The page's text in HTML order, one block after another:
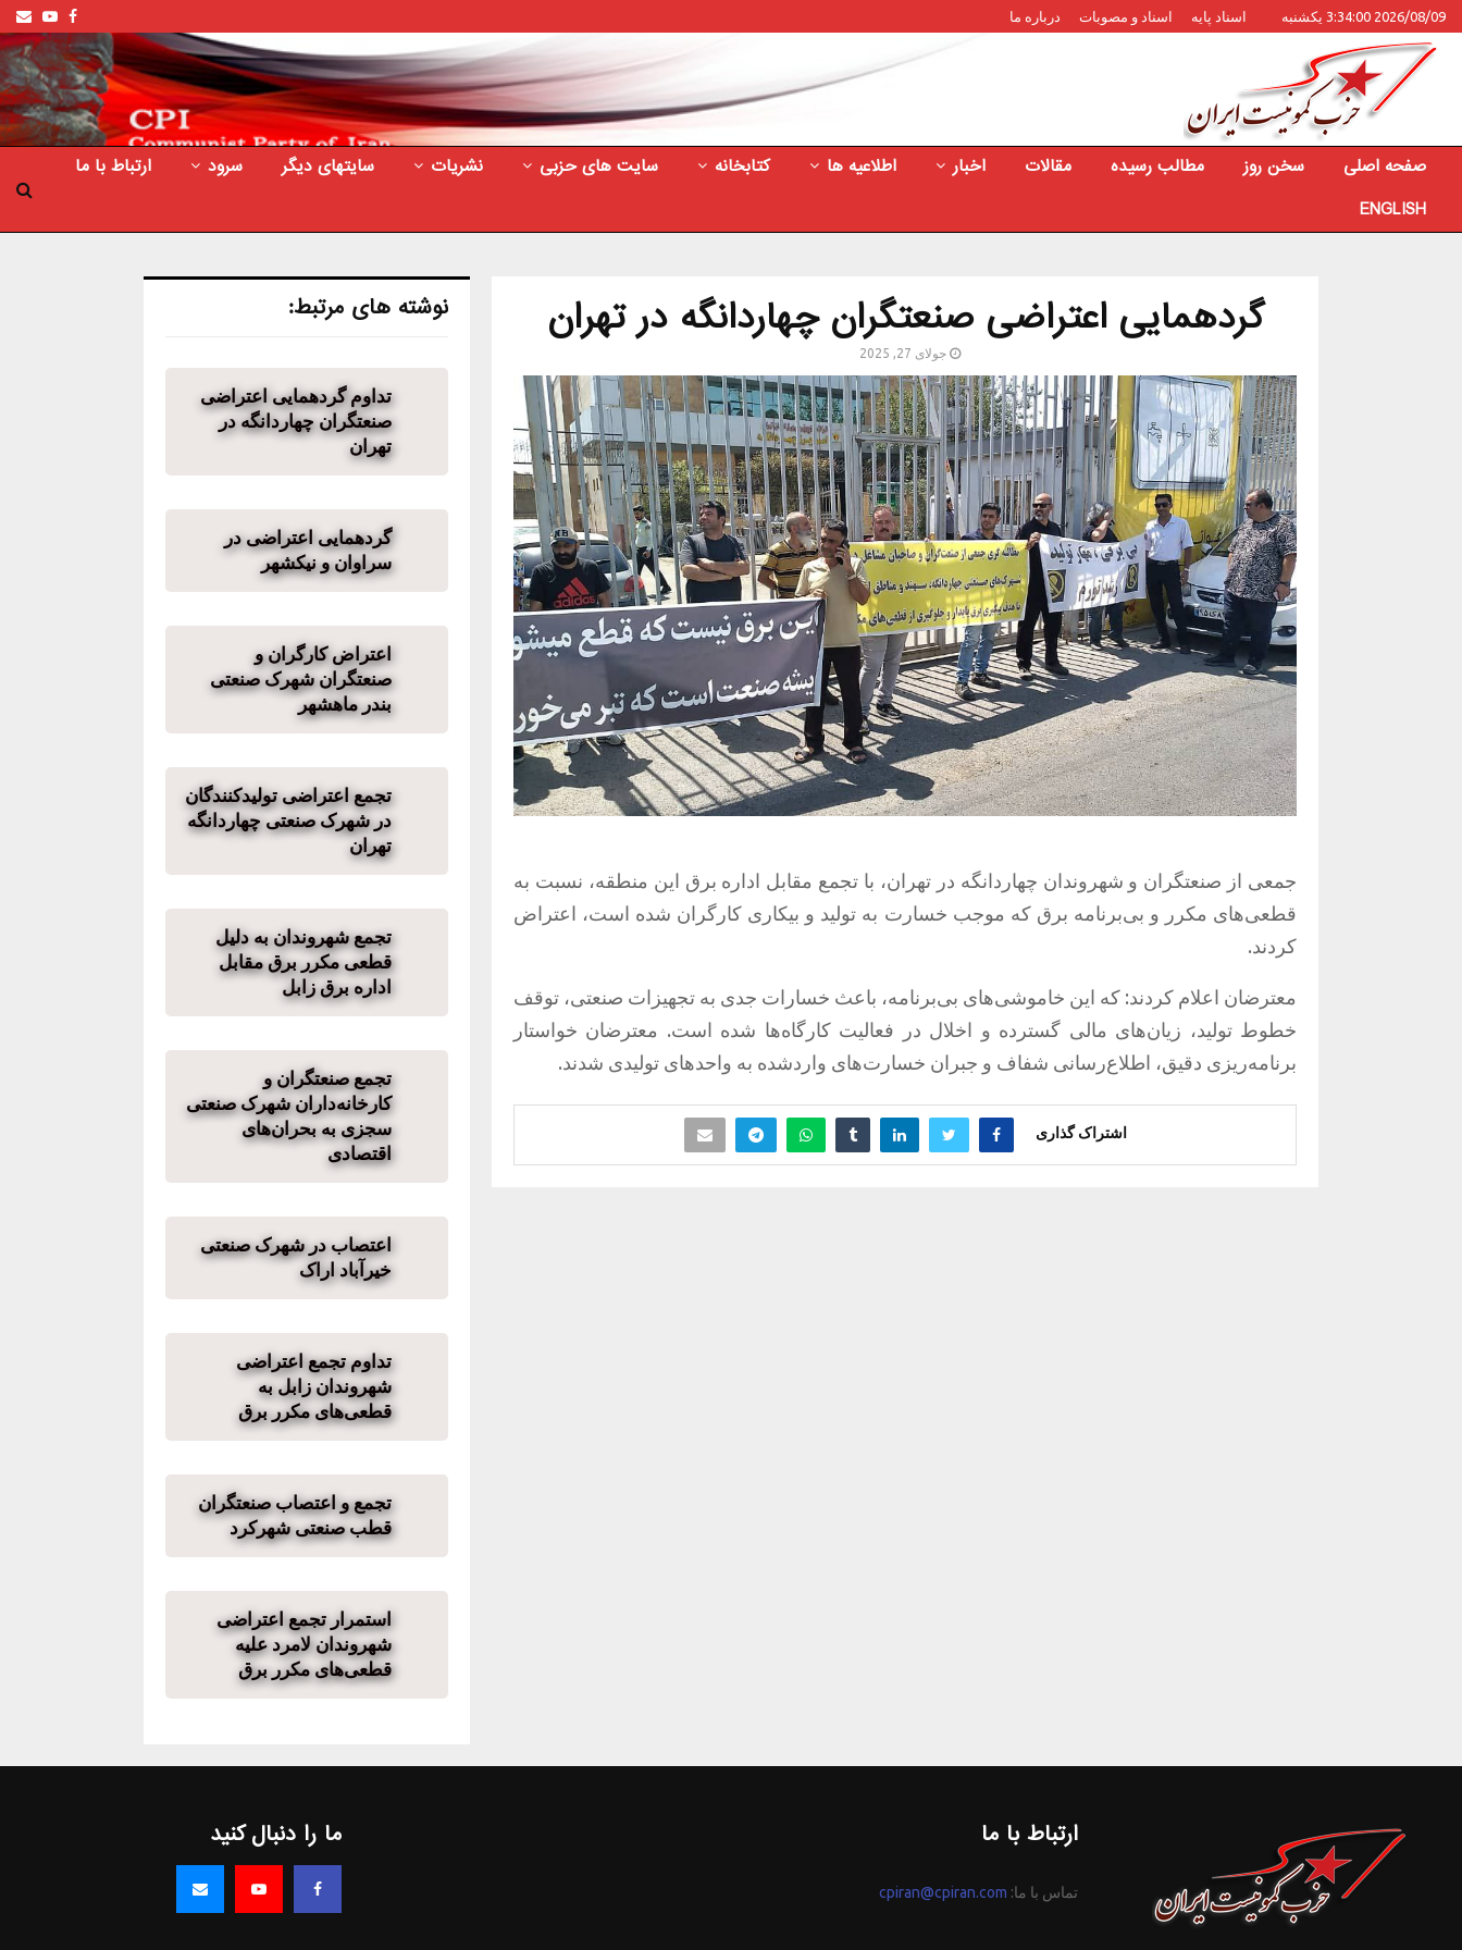
2026/08/09 3:34:00 یکشنبه اسناد پایه اسناد و مصوبات درباره ما Facebook
صفحه اصلی سخن روز مطالب رسیده مقالات اخبار اطلاعیه ها کتابخانه سایت های حزبی نشریات سایتهای دیگر سرود
ارتباط با ما
ENGLISH
گردهمایی اعتراضی صنعتگران چهاردانگه در تهران
جولای 27, 2025
جمعی از صنعتگران و شهروندان چهاردانگه در تهران، با تجمع مقابل اداره برق این منطقه، نسبت به
قطعی‌های مکرر و بی‌برنامه برق که موجب خسارت به تولید و بیکاری کارگران شده است، اعتراض
کردند.
معترضان اعلام کردند: که این خاموشی‌های بی‌برنامه، باعث خسارات جدی به تجهیزات صنعتی، توقف
خطوط تولید، زیان‌های مالی گسترده و اخلال در فعالیت کارگاه‌ها شده است. معترضان خواستار
برنامه‌ریزی دقیق، اطلاع‌رسانی شفاف و جبران خسارت‌های واردشده به واحدهای تولیدی شدند.
اشتراک گذاری
نوشته های مرتبط:
تداوم گردهمایی اعتراضی
صنعتگران چهاردانگه در
تهران
گردهمایی اعتراضی در
سراوان و نیکشهر
اعتراض کارگران و
صنعتگران شهرک صنعتی
بندر ماهشهر
تجمع اعتراضی تولیدکنندگان
در شهرک صنعتی چهاردانگه
تهران
تجمع شهروندان به دلیل
قطعی مکرر برق مقابل
اداره برق زابل
تجمع صنعتگران و
کارخانه‌داران شهرک صنعتی
سجزی به بحران‌های
اقتصادی
اعتصاب در شهرک صنعتی
خیرآباد اراک
تداوم تجمع اعتراضی
شهروندان زابل به
قطعی‌های مکرر برق
تجمع و اعتصاب صنعتگران
قطب صنعتی شهرکرد
استمرار تجمع اعتراضی
شهروندان لامرد علیه
قطعی‌های مکرر برق
ارتباط با ما
تماس با ما: cpiran@cpiran.com
ما را دنبال کنید